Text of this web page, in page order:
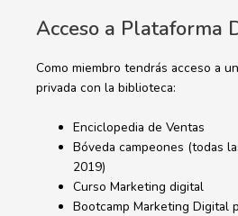
Acceso a Plataforma
Como miembro tendrás acceso a
privada con la biblioteca:
Enciclopedia de Ventas
Bóveda campeones (todas
2019)
Curso Marketing digital
Bootcamp Marketing Digital